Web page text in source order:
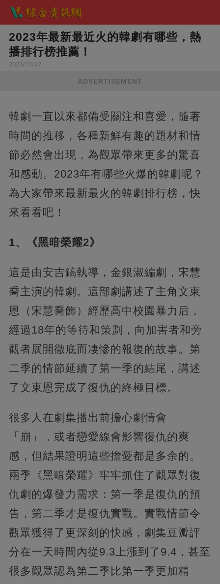
2023年最新最近火的韓劇有哪些，熱
播排行榜推薦！
2023/11/27
ADVERTISEMENT
韓劇一直以來都備受關注和喜愛，隨著
時間的推移，各種新鮮有趣的題材和情
節必然會出現，為觀眾帶來更多的驚喜
和感動。2023年有哪些火爆的韓劇呢？
為大家帶來最新最火的韓劇排行榜，快
來看看吧！
1、《黑暗榮耀2》
這是由安吉鎬執導，金銀淑編劇，宋慧
喬主演的韓劇。這部劇講述了主角文東
恩（宋慧喬飾）經歷高中校園暴力后，
經過18年的等待和策劃，向加害者和旁
觀者展開徹底而凄慘的報復的故事。第
二季的情節延續了第一季的結尾，講述
了文東恩完成了復仇的終極目標。
很多人在劇集播出前擔心劇情會
「崩」，或者戀愛線會影響復仇的爽
感，但結果證明這些擔憂都是多余的。
兩季《黑暗榮耀》牢牢抓住了觀眾對復
仇劇的爆發力需求：第一季是復仇的預
告，第二季才是復仇實戰。實戰情節令
觀眾獲得了更深刻的快感，劇集豆瓣評
分在一天時間內從9.3上漲到了9.4，甚至
很多觀眾認為第二季比第一季更加精